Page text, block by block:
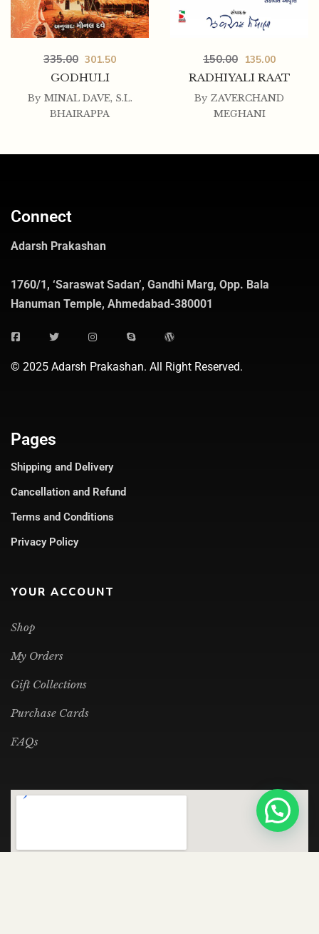
GODHULI
335.00 301.50
By MINAL DAVE, S.L.
BHAIRAPPA
RADHIYALI RAAT
150.00 135.00
By ZAVERCHAND
MEGHANI
Connect
Adarsh Prakashan
1760/1, ‘Saraswat Sadan’, Gandhi Marg, Opp. Bala
Hanuman Temple, Ahmedabad-380001
© 2025 Adarsh Prakashan. All Right Reserved.
Pages
Shipping and Delivery
Cancellation and Refund
Terms and Conditions
Privacy Policy
YOUR ACCOUNT
Shop
My Orders
Gift Collections
Purchase Cards
FAQs